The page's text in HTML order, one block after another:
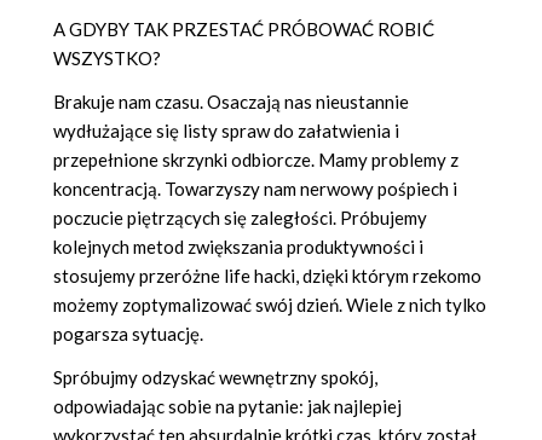
A GDYBY TAK PRZESTAĆ PRÓBOWAĆ ROBIĆ
WSZYSTKO?
Brakuje nam czasu. Osaczają nas nieustannie
wydłużające się listy spraw do załatwienia i
przepełnione skrzynki odbiorcze. Mamy problemy z
koncentracją. Towarzyszy nam nerwowy pośpiech i
poczucie piętrzących się zaległości. Próbujemy
kolejnych metod zwiększania produktywności i
stosujemy przeróżne life hacki, dzięki którym rzekomo
możemy zoptymalizować swój dzień. Wiele z nich tylko
pogarsza sytuację.
Spróbujmy odzyskać wewnętrzny spokój,
odpowiadając sobie na pytanie: jak najlepiej
wykorzystać ten absurdalnie krótki czas, który został